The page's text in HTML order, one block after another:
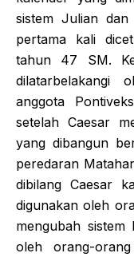
sistem Julian dan
pertama kali
tahun 47 SM.
dilatarbelakangi
anggota
setelah Caesar
yang dibangun
peredaran
dibilang Caesar
digunakan oleh
mengubah
oleh orang-